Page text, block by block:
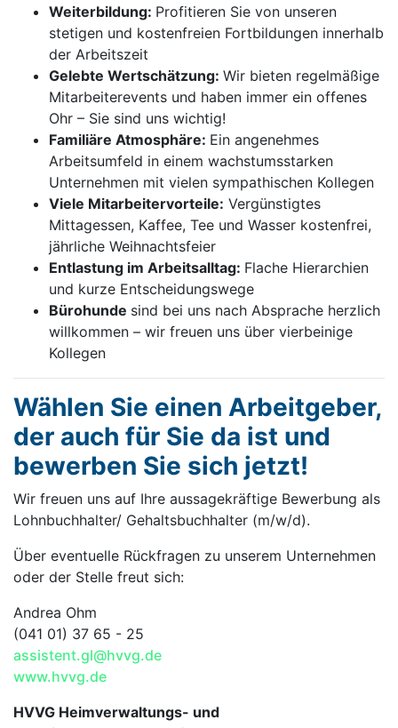
Weiterbildung: Profitieren Sie von unseren
stetigen und kostenfreien Fortbildungen innerhalb
der Arbeitszeit
Gelebte Wertschätzung: Wir bieten regelmäßige
Mitarbeiterevents und haben immer ein offenes
Ohr – Sie sind uns wichtig!
Familiäre Atmosphäre: Ein angenehmes
Arbeitsumfeld in einem wachstumsstarken
Unternehmen mit vielen sympathischen Kollegen
Viele Mitarbeitervorteile: Vergünstigtes
Mittagessen, Kaffee, Tee und Wasser kostenfrei,
jährliche Weihnachtsfeier
Entlastung im Arbeitsalltag: Flache Hierarchien
und kurze Entscheidungswege
Bürohunde sind bei uns nach Absprache herzlich
willkommen – wir freuen uns über vierbeinige
Kollegen
Wählen Sie einen Arbeitgeber,
der auch für Sie da ist und
bewerben Sie sich jetzt!
Wir freuen uns auf Ihre aussagekräftige Bewerbung als
Lohnbuchhalter/ Gehaltsbuchhalter (m/w/d).
Über eventuelle Rückfragen zu unserem Unternehmen
oder der Stelle freut sich:
Andrea Ohm
(041 01) 37 65 - 25
assistent.gl@hvvg.de
www.hvvg.de
HVVG Heimverwaltungs- und